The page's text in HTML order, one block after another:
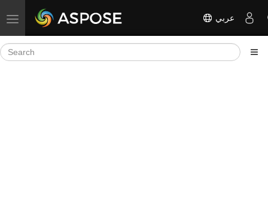
Toggle navigation عربي